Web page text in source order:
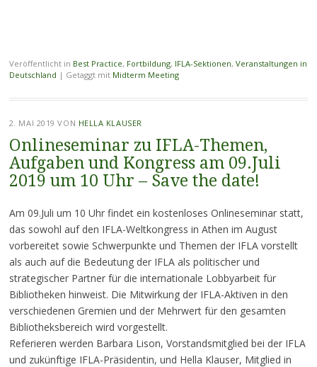
Veröffentlicht in Best Practice, Fortbildung, IFLA-Sektionen, Veranstaltungen in
Deutschland | Getaggt mit Midterm Meeting
2. MAI 2019 VON HELLA KLAUSER
Onlineseminar zu IFLA-Themen,
Aufgaben und Kongress am 09.Juli
2019 um 10 Uhr – Save the date!
Am 09.Juli um 10 Uhr findet ein kostenloses Onlineseminar statt,
das sowohl auf den IFLA-Weltkongress in Athen im August
vorbereitet sowie Schwerpunkte und Themen der IFLA vorstellt
als auch auf die Bedeutung der IFLA als politischer und
strategischer Partner für die internationale Lobbyarbeit für
Bibliotheken hinweist. Die Mitwirkung der IFLA-Aktiven in den
verschiedenen Gremien und der Mehrwert für den gesamten
Bibliotheksbereich wird vorgestellt.
Referieren werden Barbara Lison, Vorstandsmitglied bei der IFLA
und zukünftige IFLA-Präsidentin, und Hella Klauser, Mitglied in